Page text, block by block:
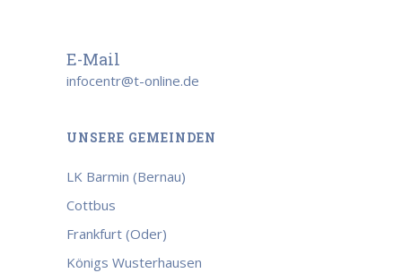
E-Mail
infocentr@t-online.de
UNSERE GEMEINDEN
LK Barmin (Bernau)
Cottbus
Frankfurt (Oder)
Königs Wusterhausen